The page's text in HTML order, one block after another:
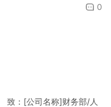
0
致：[公司名称]财务部/人